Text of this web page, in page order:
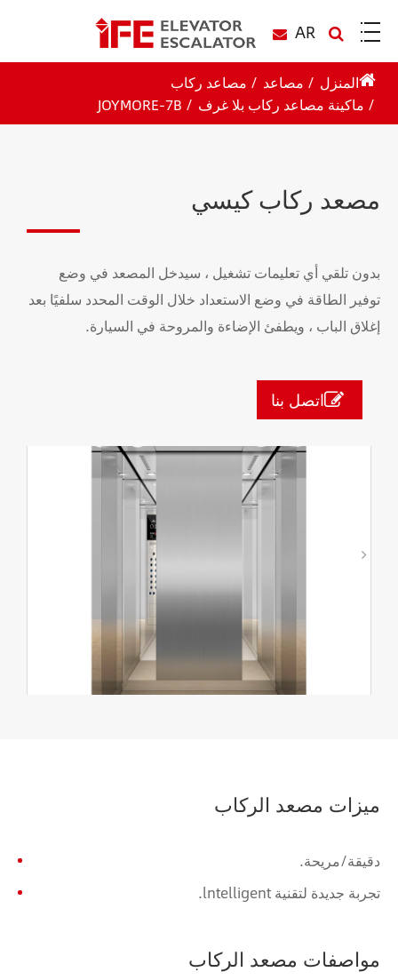
AR
المنزل مصاعد
مصاعد ركاب
ماكينة مصاعد ركاب بلا غرف
JOYMORE-7B
مصعد ركاب كيسي
بدون تلقي أي تعليمات تشغيل ، سيدخل المصعد في وضع
توفير الطاقة في وضع الاستعداد خلال الوقت المحدد سلفيًا بعد
إغلاق الباب ، ويطفئ الإضاءة والمروحة في السيارة.
اتصل بنا
ميزات مصعد الركاب
دقيقة/مريحة.
تجربة جديدة لتقنية lntelligent.
مواصفات مصعد الركاب